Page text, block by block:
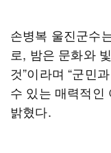
손병복 울진군수
로, 밤은 문화와
것”이라며 “군민
수 있는 매력적인
밝혔다.